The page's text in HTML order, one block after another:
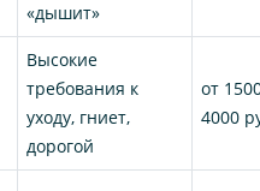
«дышит»
Высокие
требования к
уходу, гниет,
дорогой
от
4000